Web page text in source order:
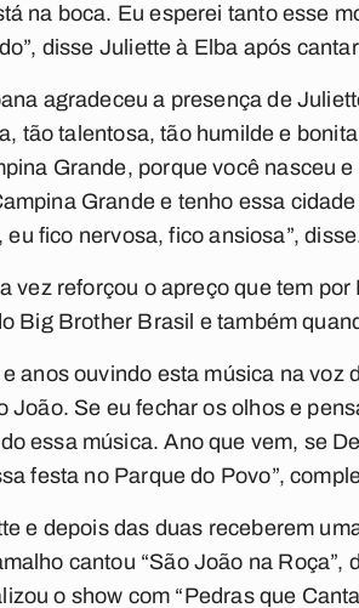
na boca. Eu esperei tanto esse
disse Juliette à Elba após
agradeceu a presença de
tão talentosa, tão humilde e
Grande, porque você nasceu
Grande e tenho essa
fico nervosa, fico ansiosa”,
vez reforçou o apreço que tem
Big Brother Brasil e também
anos ouvindo esta música na
João. Se eu fechar os olhos e
essa música. Ano que vem, se
festa no Parque do Povo”,
e depois das duas receberem
cantou “São João na
o show com “Pedras que